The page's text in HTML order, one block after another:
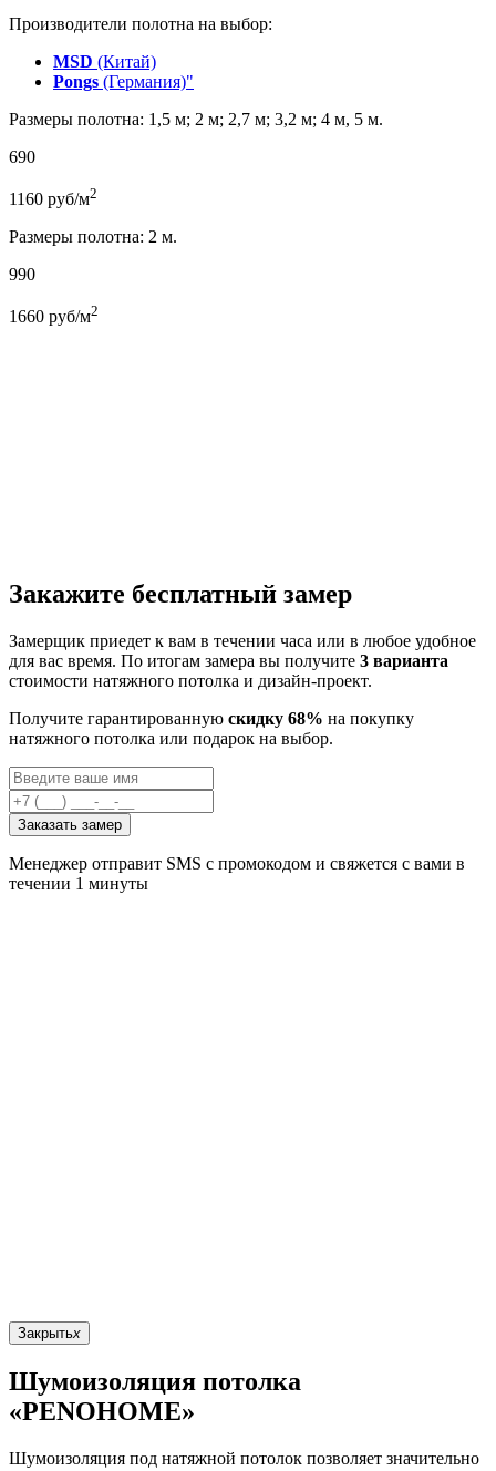
Производители полотна на выбор:
MSD (Китай)
Pongs (Германия)"
Размеры полотна: 1,5 м; 2 м; 2,7 м; 3,2 м; 4 м, 5 м.
690
1160 руб/м2
Размеры полотна: 2 м.
990
1660 руб/м2
Закажите бесплатный замер
Замерщик приедет к вам в течении часа или в любое удобное
для вас время. По итогам замера вы получите 3 варианта
стоимости натяжного потолка и дизайн-проект.
Получите гарантированную скидку 68% на покупку
натяжного потолка или подарок на выбор.
Заказать замер
Менеджер отправит SMS с промокодом и свяжется с вами в
течении 1 минуты
Закрытьx
Шумоизоляция потолка
«PENOHOME»
Шумоизоляция под натяжной потолок позволяет значительно